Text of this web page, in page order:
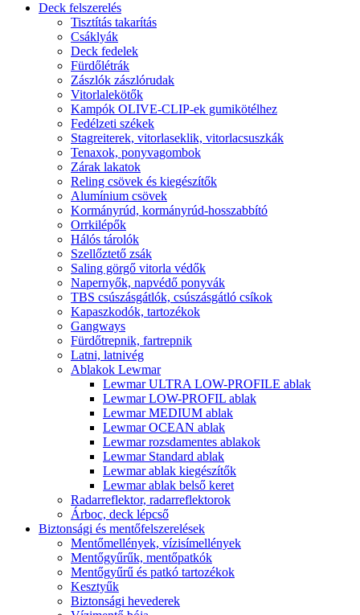
Deck felszerelés
Tisztítás takarítás
Csáklyák
Deck fedelek
Fürdőlétrák
Zászlók zászlórudak
Vitorlalekötők
Kampók OLIVE-CLIP-ek gumikötélhez
Fedélzeti székek
Stagreiterek, vitorlaseklik, vitorlacsuszkák
Tenaxok, ponyvagombok
Zárak lakatok
Reling csövek és kiegészítők
Alumínium csövek
Kormányrúd, kormányrúd-hosszabbító
Orrkilépők
Hálós tárolók
Szellőztető zsák
Saling görgő vitorla védők
Napernyők, napvédő ponyvák
TBS csúszásgátlók, csúszásgátló csíkok
Kapaszkodók, tartozékok
Gangways
Fürdőtrepnik, fartrepnik
Latni, latnivég
Ablakok Lewmar
Lewmar ULTRA LOW-PROFILE ablak
Lewmar LOW-PROFIL ablak
Lewmar MEDIUM ablak
Lewmar OCEAN ablak
Lewmar rozsdamentes ablakok
Lewmar Standard ablak
Lewmar ablak kiegészítők
Lewmar ablak belső keret
Radarreflektor, radarreflektorok
Árboc, deck lépcső
Biztonsági és mentőfelszerelések
Mentőmellények, vízisímellények
Mentőgyűrűk, mentőpatkók
Mentőgyűrű és patkó tartozékok
Kesztyűk
Biztonsági hevederek